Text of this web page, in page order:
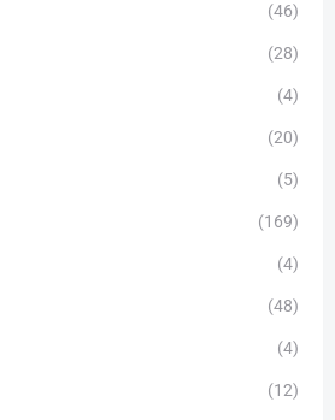
(46)
(28)
(4)
(20)
(5)
(169)
(4)
(48)
(4)
(12)